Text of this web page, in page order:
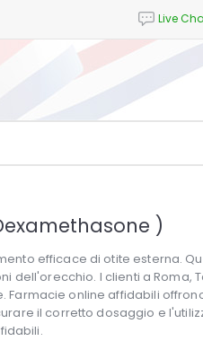
)
efficace di otite esterna.
dell'orecchio. I clienti a Roma,
online affidabili
il corretto dosaggio e